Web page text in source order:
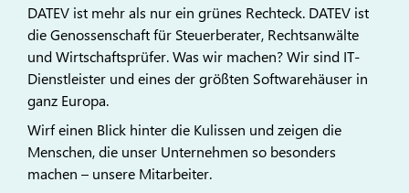
DATEV ist mehr als nur ein grünes Rechteck. DATEV ist
die Genossenschaft für Steuerberater, Rechtsanwälte
und Wirtschaftsprüfer. Was wir machen? Wir sind IT-
Dienstleister und eines der größten Softwarehäuser in
ganz Europa.
Wirf einen Blick hinter die Kulissen und zeigen die
Menschen, die unser Unternehmen so besonders
machen – unsere Mitarbeiter.